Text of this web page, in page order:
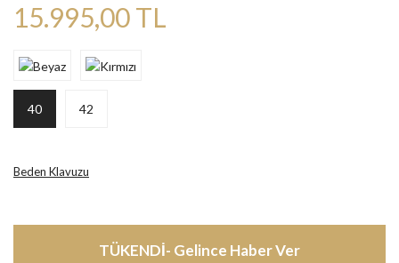
15.995,00 TL
40 42
Beden Klavuzu
TÜKENDİ- Gelince Haber Ver